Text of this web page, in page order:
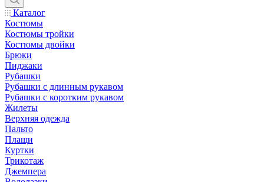
Каталог
Костюмы
Костюмы тройки
Костюмы двойки
Брюки
Пиджаки
Рубашки
Рубашки с длинным рукавом
Рубашки с коротким рукавом
Жилеты
Верхняя одежда
Пальто
Плащи
Куртки
Трикотаж
Джемпера